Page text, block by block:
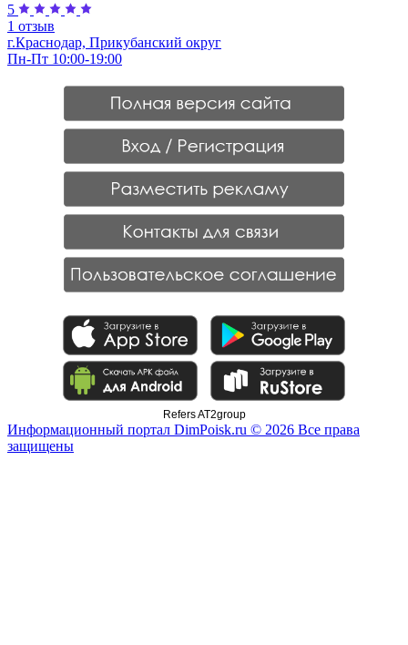
5
1 отзыв
г.Краснодар, Прикубанский округ
Пн-Пт 10:00-19:00
Refers AT2group
Информационный портал DimPoisk.ru © 2026 Все права
защищены